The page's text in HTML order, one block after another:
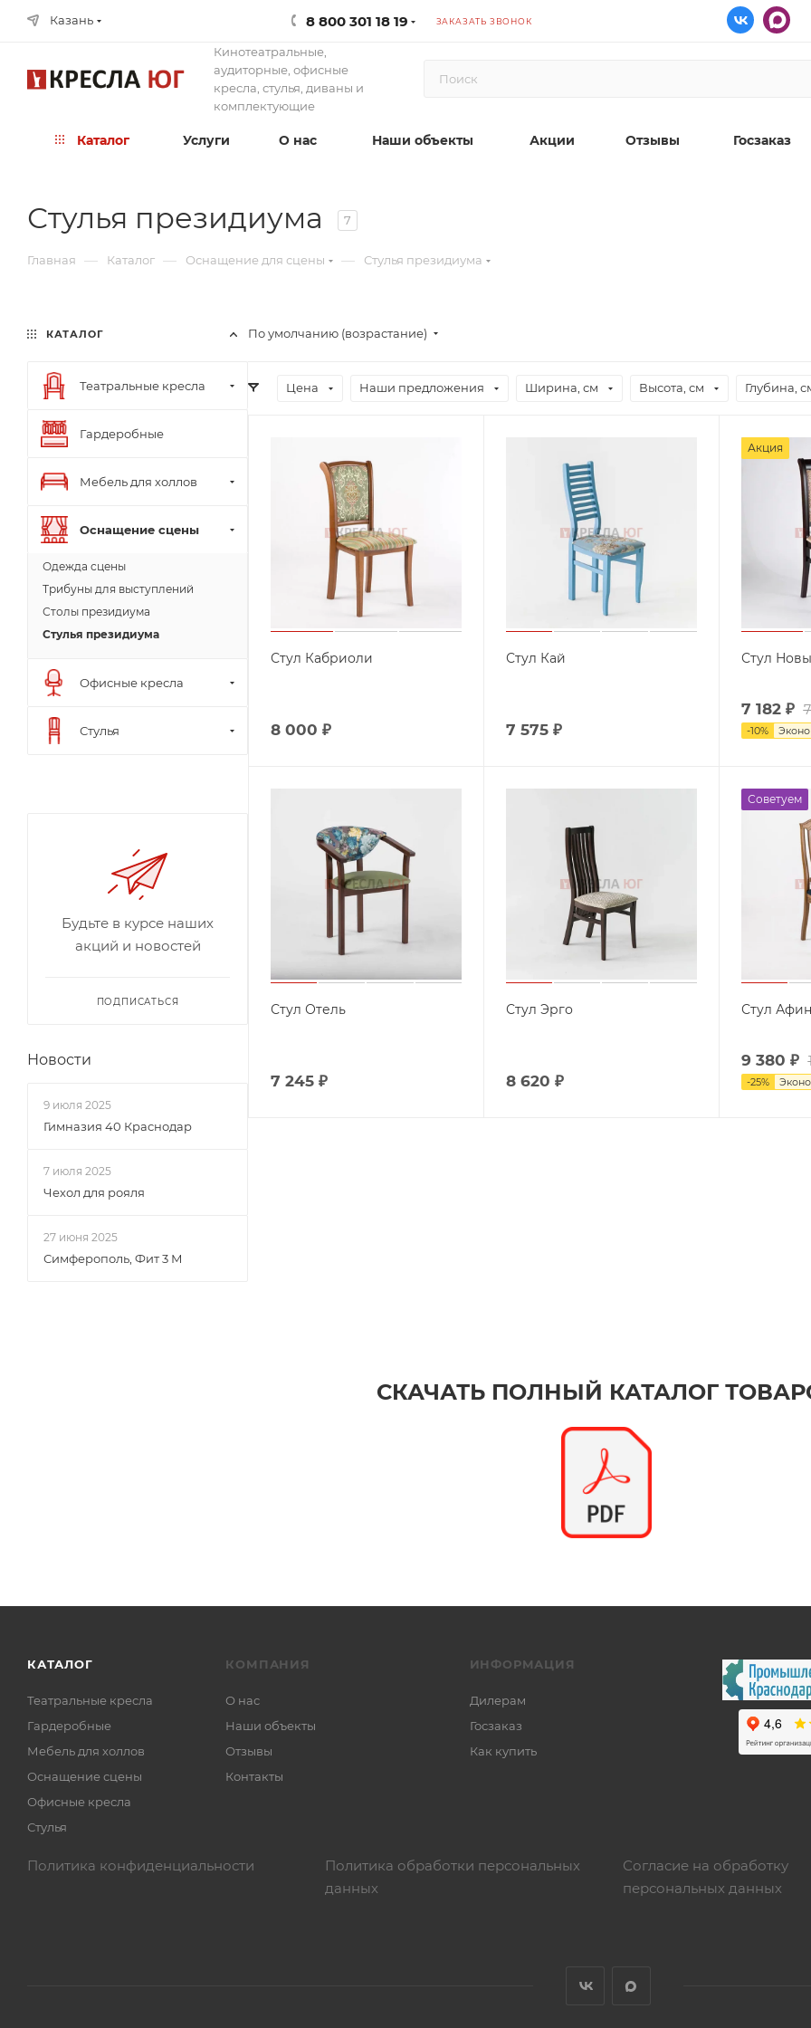
Казань 8 800 301 18 19 ЗАКАЗАТЬ ЗВОНОК
Кинотеатральные,
аудиторные, офисные
кресла, стулья, диваны и
комплектующие
Каталог Услуги О нас Наши объекты Акции Отзывы Госзаказ
Стулья президиума 7
Главная — Каталог — Оснащение для сцены — Стулья президиума
По умолчанию (возрастание)
Цена Наши предложения Ширина, см Высота, см Глубина,
Стул Кабриоли
8 000 ₽
Стул Кай
7 575₽
Акция
Стул
7 182₽
-10%
Стул Отель
7 245 ₽
Стул Эрго
8 620 ₽
Советуем
Стул
9 380 ₽
-25%
КАТАЛОГ
Театральные кресла
Гардеробные
Мебель для холлов
Оснащение сцены
Одежда сцены
Трибуны для выступлений
Столы президиума
Стулья президиума
Офисные кресла
Стулья
Будьте в курсе наших
акций и новостей
ПОДПИСАТЬСЯ
Новости
9 июля 2025
Гимназия 40 Краснодар
7 июля 2025
Чехол для рояля
27 июня 2025
Симферополь, Фит 3 М
СКАЧАТЬ ПОЛНЫЙ КАТАЛОГ
КАТАЛОГ
Театральные кресла
Гардеробные
Мебель для холлов
Оснащение сцены
Офисные кресла
Стулья
КОМПАНИЯ
О нас
Наши объекты
Отзывы
Контакты
ИНФОРМАЦИЯ
Дилерам
Госзаказ
Как купить
Политика конфиденциальности
Политика обработки персональных
данных
Согласие на обработку
персональных данных